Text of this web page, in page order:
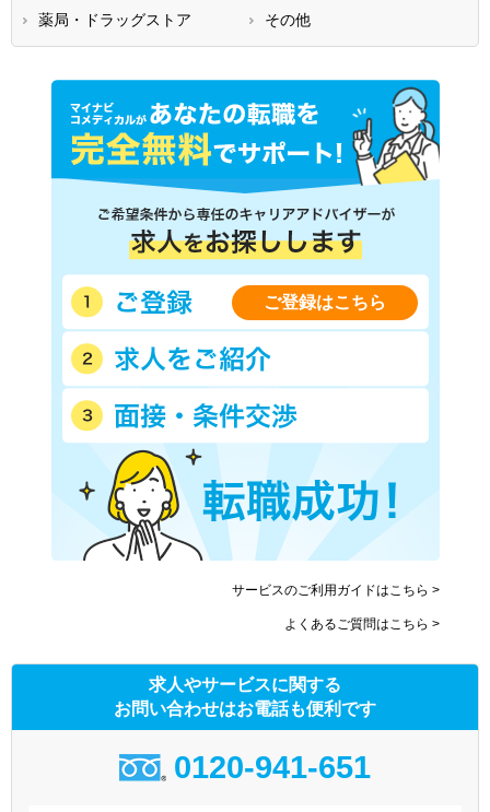
薬局・ドラッグストア
その他
ご登録はこちら
サービスのご利用ガイドはこちら >
よくあるご質問はこちら >
求人やサービスに関する
お問い合わせはお電話も便利です
0120-941-651